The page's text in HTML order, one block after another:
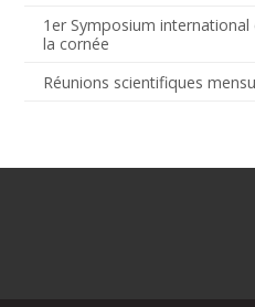
1er Symposium
la cornée
Réunions scientifiques